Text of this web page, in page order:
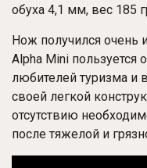
обуха 4,1 мм, вес 185
Нож получился очень
Alpha Mini
любителей туризма и
своей легкой
отсутствию
после тяжелой и